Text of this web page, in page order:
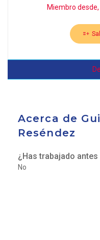
Miembro
Acerca de
Reséndez
¿Has trabajado antes
No